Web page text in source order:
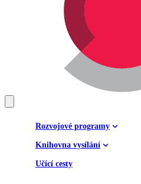
Rozvojové programy
Knihovna vysílání
Učící cesty